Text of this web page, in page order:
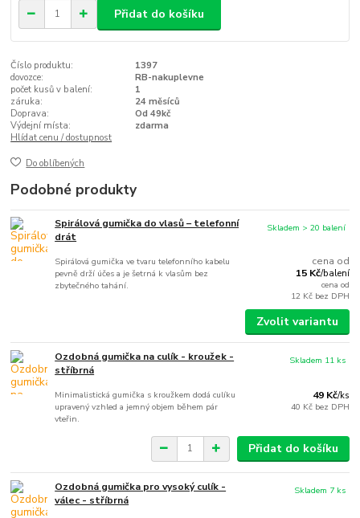
Přidat do košíku
Číslo produktu:
1397
dovozce:
RB-nakuplevne
počet kusů v balení:
1
záruka:
24 měsíců
Doprava:
Od 49kč
Výdejní místa:
zdarma
Hlídat cenu / dostupnost
Do oblíbených
Podobné produkty
Spirálová gumička do vlasů – telefonní
drát
Spirálová gumička ve tvaru telefonního kabelu
pevně drží účes a je šetrná k vlasům bez
zbytečného tahání.
cena od
15 Kč/balení
cena od
12 Kč bez DPH
Skladem > 20 balení
Zvolit variantu
Ozdobná gumička na culík - kroužek -
stříbrná
Minimalistická gumička s kroužkem dodá culíku
upravený vzhled a jemný objem během pár
vteřin.
49 Kč/ks
40 Kč bez DPH
Skladem 11 ks
Přidat do košíku
Ozdobná gumička pro vysoký culík -
válec - stříbrná
Skladem 7 ks